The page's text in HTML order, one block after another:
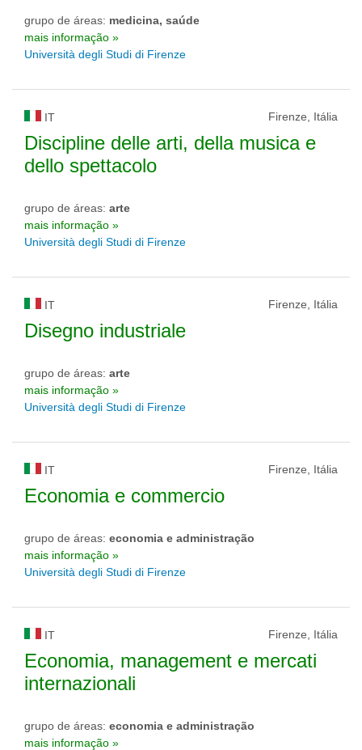
grupo de áreas: medicina, saúde
mais informação »
Università degli Studi di Firenze
IT Firenze, Itália
Discipline delle arti, della musica e
dello spettacolo
grupo de áreas: arte
mais informação »
Università degli Studi di Firenze
IT Firenze, Itália
Disegno industriale
grupo de áreas: arte
mais informação »
Università degli Studi di Firenze
IT Firenze, Itália
Economia e commercio
grupo de áreas: economia e administração
mais informação »
Università degli Studi di Firenze
IT Firenze, Itália
Economia, management e mercati
internazionali
grupo de áreas: economia e administração
mais informação »